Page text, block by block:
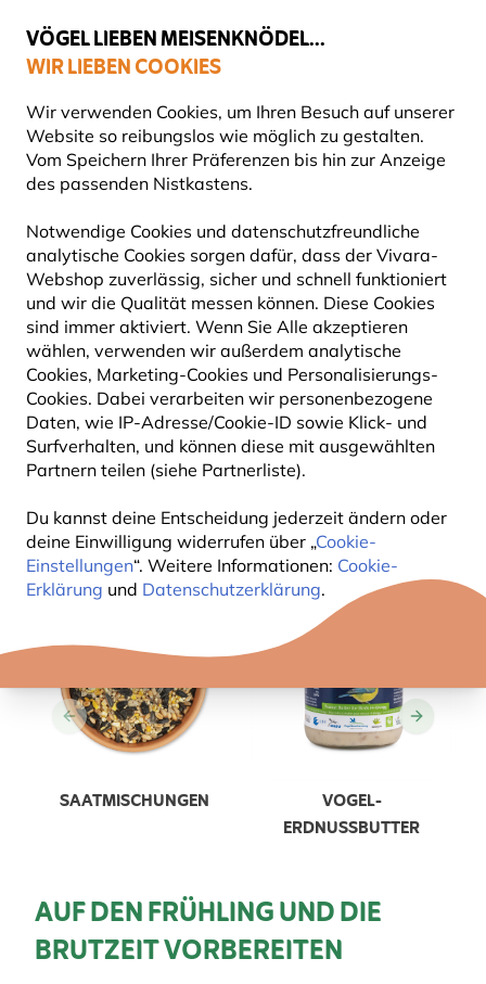
VÖGEL LIEBEN MEISENKNÖDEL...
WIR LIEBEN COOKIES
Wir verwenden Cookies, um Ihren Besuch auf unserer
Website so reibungslos wie möglich zu gestalten.
Vom Speichern Ihrer Präferenzen bis hin zur Anzeige
des passenden Nistkastens.
Notwendige Cookies und datenschutzfreundliche
analytische Cookies sorgen dafür, dass der Vivara-
Webshop zuverlässig, sicher und schnell funktioniert
und wir die Qualität messen können. Diese Cookies
sind immer aktiviert. Wenn Sie Alle akzeptieren
wählen, verwenden wir außerdem analytische
Cookies, Marketing-Cookies und Personalisierungs-
Cookies. Dabei verarbeiten wir personenbezogene
Daten, wie IP-Adresse/Cookie-ID sowie Klick- und
Surfverhalten, und können diese mit ausgewählten
Partnern teilen (siehe Partnerliste).
Du kannst deine Entscheidung jederzeit ändern oder
deine Einwilligung widerrufen über „Cookie-
Einstellungen“. Weitere Informationen: Cookie-
Erklärung und Datenschutzerklärung.
Top-bewertet in 11 Ländern
Frühlings-Sale
SAATMISCHUNGEN
VOGEL-
ERDNUSSBUTTER
AUF DEN FRÜHLING UND DIE
BRUTZEIT VORBEREITEN